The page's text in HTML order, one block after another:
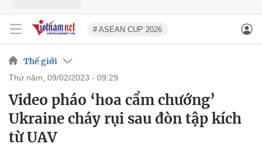
# ASEAN CUP 2026
Thế giới
thứ năm, 09/02/2023 - 09:29
Video pháo ‘hoa cẩm chướng’
Ukraine cháy rụi sau đòn tập kích
từ UAV